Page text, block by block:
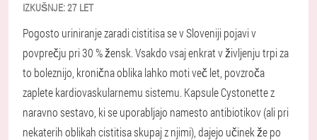
IZKUŠNJE:27 LET
Pogosto uriniranje zaradi cistitisa se v Sloveniji pojavi v
povprečju pri 30 % žensk. Vsakdo vsaj enkrat v življenju trpi za
to boleznijo, kronična oblika lahko moti več let, povzroča
zaplete kardiovaskularnemu sistemu. Kapsule Cystonette z
naravno sestavo, ki se uporabljajo namesto antibiotikov (ali pri
nekaterih oblikah cistitisa skupaj z njimi), dajejo učinek že po